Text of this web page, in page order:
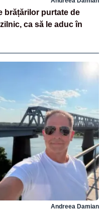
brățărilor purtate de
ca să le aduc în
Andreea Damian